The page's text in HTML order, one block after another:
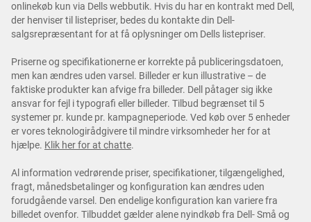
onlinekøb kun via Dells webbutik. Hvis du har en kontrakt med Dell,
der henviser til listepriser, bedes du kontakte din Dell-
salgsrepræsentant for at få oplysninger om Dells listepriser.
Priserne og specifikationerne er korrekte på publiceringsdatoen,
men kan ændres uden varsel. Billeder er kun illustrative – de
faktiske produkter kan afvige fra billeder. Dell påtager sig ikke
ansvar for fejl i typografi eller billeder. Tilbud begrænset til 5
systemer pr. kunde pr. kampagneperiode. Ved køb over 5 enheder
er vores teknologirådgivere til mindre virksomheder her for at
hjælpe. Klik her for at chatte.
Al information vedrørende priser, specifikationer, tilgængelighed,
fragt, månedsbetalinger og konfiguration kan ændres uden
forudgående varsel. Den endelige konfiguration kan variere fra
billedet ovenfor. Tilbuddet gælder alene nyindkøb fra Dell- Små og